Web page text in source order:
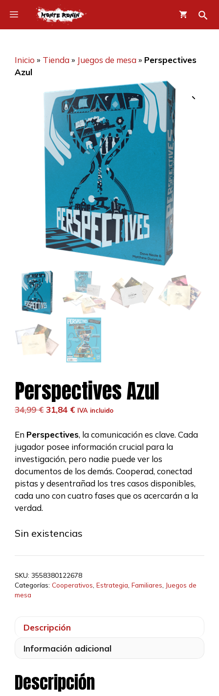
contenido
Menú
Inicio » Tienda» Juegos de mesa» Perspectives
Azul
Perspectives Azul
34,99€ El
original
era:
34,99 €.
31,84 €El
actual
es:
31,84 €.
IVA incluido
En Perspectives, la comunicación es clave. Cada
jugador posee información crucial para la
investigación, pero nadie puede ver los
documentos de los demás. Cooperad, conectad
pistas y desentrañad los tres casos disponibles,
cada uno con cuatro fases que os acercarán a la
verdad.
Sin existencias
SKU: 3558380122678
Categorías: Cooperativos Estrategia Familiares Juegos de
mesa
Descripción
Información adicional
Descripción